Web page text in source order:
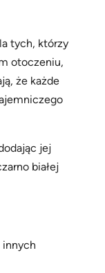
tych, którzy
otoczeniu,
że każde
jej
białej
innych